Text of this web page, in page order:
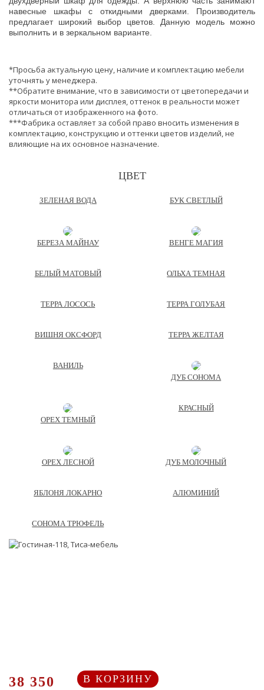
навесные шкафы с откидными дверками. Производитель
предлагает широкий выбор цветов. Данную модель можно
выполнить и в зеркальном варианте.
*Просьба актуальную цену, наличие и комплектацию мебели
уточнять у менеджера.
**Обратите внимание, что в зависимости от цветопередачи и
яркости монитора или дисплея, оттенок в реальности может
отличаться от изображенного на фото.
***Фабрика оставляет за собой право вносить изменения в
комплектацию, конструкцию и оттенки цветов изделий, не
влияющие на их основное назначение.
ЦВЕТ
ЗЕЛЕНАЯ ВОДА БУК СВЕТЛЫЙ
БЕРЕЗА МАЙНАУ ВЕНГЕ МАГИЯ
БЕЛЫЙ МАТОВЫЙ ОЛЬХА ТЕМНАЯ
ТЕРРА ЛОСОСЬ ТЕРРА ГОЛУБАЯ
ВИШНЯ ОКСФОРД ТЕРРА ЖЕЛТАЯ
ВАНИЛЬ
ДУБ СОНОМА
ОРЕХ ТЕМНЫЙ
КРАСНЫЙ
ОРЕХ ЛЕСНОЙ ДУБ МОЛОЧНЫЙ
ЯБЛОНЯ ЛОКАРНО АЛЮМИНИЙ
СОНОМА ТРЮФЕЛЬ
38 350 В КОРЗИНУ